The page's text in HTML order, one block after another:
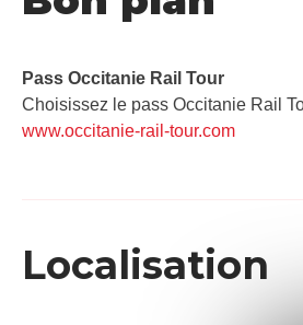
Pass Occitanie Rail Tour​
Choisissez le pass Occitanie Rail
www.occitanie-rail-tour.com
Localisation